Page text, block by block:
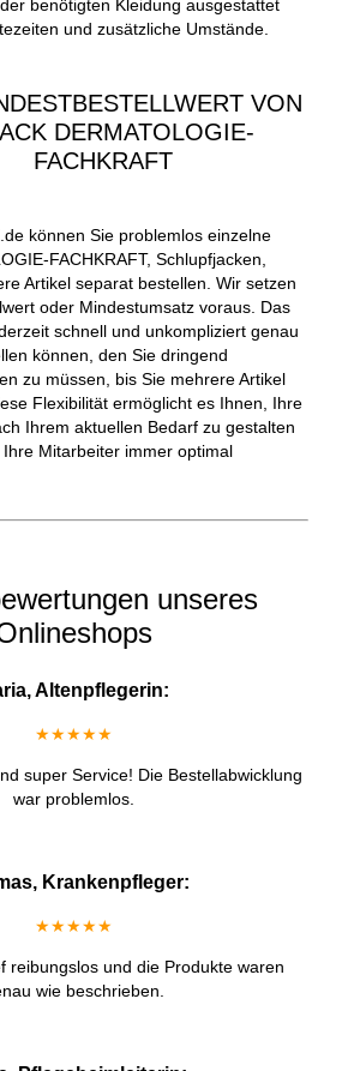
benötigten Kleidung ausgestattet
und zusätzliche Umstände.
VON
DERMATOLOGIE-
FACHKRAFT
können Sie problemlos einzelne
FACHKRAFT, Schlupfjacken,
Artikel separat bestellen. Wir setzen
oder Mindestumsatz voraus. Das
schnell und unkompliziert genau
können, den Sie dringend
zu müssen, bis Sie mehrere Artikel
Flexibilität ermöglicht es Ihnen, Ihre
Ihrem aktuellen Bedarf zu gestalten
Mitarbeiter immer optimal
unseres
Altenpflegerin:
★★★★★
super Service! Die Bestellabwicklung
war problemlos.
Krankenpfleger:
★★★★★
reibungslos und die Produkte waren
wie beschrieben.